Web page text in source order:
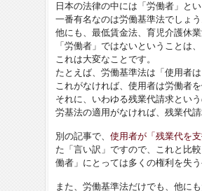
日本の法律の中には「労働者」と
一番有名なのは労働基準法でしょう
他にも、最低賃金法、育児介護休
「労働者」ではないということは
これは大変なことです。
たとえば、労働基準法は「使用者
これがなければ、使用者は労働者
それに、いわゆる残業代請求とい
労基法の適用がなければ、残業代請
別の記事で、 使用者が「残業代を
た「言い訳」ですので、これと比
働者」にとっては多くの権利を失
また、労働基準法だけでも、他に